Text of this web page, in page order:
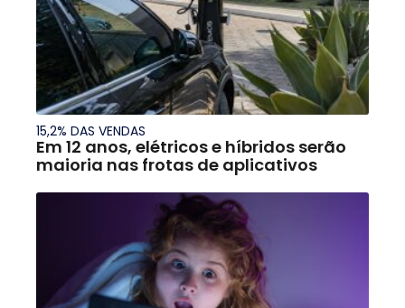
15,2% DAS VENDAS
Em 12 anos, elétricos e híbridos serão
maioria nas frotas de aplicativos